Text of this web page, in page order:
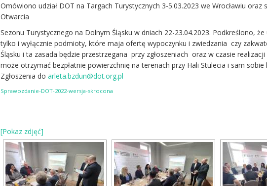
Omówiono udział DOT na Targach Turystycznych 3-5.03.2023 we Wrocławiu oraz
Otwarcia
Sezonu Turystycznego na Dolnym Śląsku w dniach 22-23.04.2023. Podkreślono, że
tylko i wyłącznie podmioty, które maja ofertę wypoczynku i zwiedzania czy
Śląsku i ta zasada będzie przestrzegana przy zgłoszeniach oraz w czasie
może otrzymać bezpłatnie powierzchnię na terenach przy Hali Stulecia i sam
Zgłoszenia doarleta.bzdun@dot.org.pl
Sprawozdanie-DOT-2022-wersja-skrocona
[Pokaz zdjęć]